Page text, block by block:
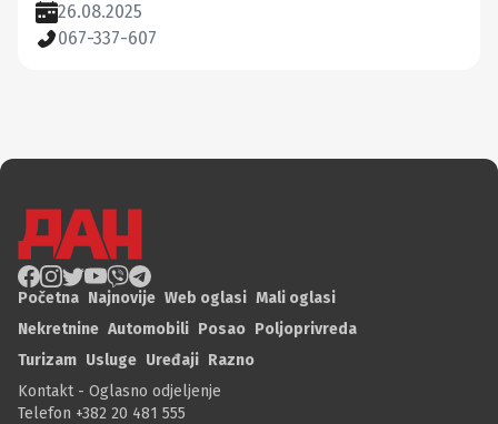
26.08.2025
067-337-607
Početna Najnovije Web oglasi Mali oglasi
Nekretnine Automobili Posao Poljoprivreda
Turizam Usluge Uređaji Razno
Kontakt - Oglasno odjeljenje
Telefon +382 20 481 555